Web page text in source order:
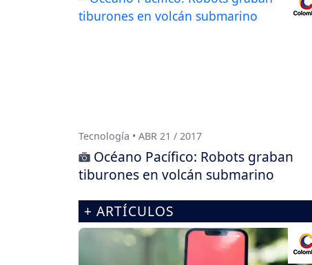
Tecnología • ABR 21 / 2017
Océano Pacífico: Robots graban
tiburones en volcán submarino
+ ARTÍCULOS